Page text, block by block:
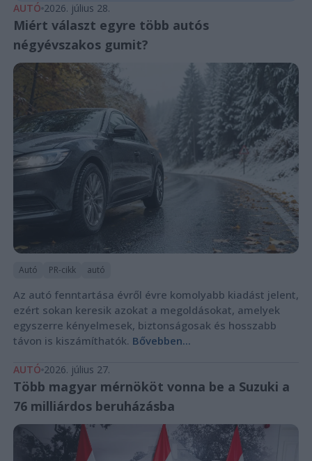
AUTÓ 2026. július 28.
Miért választ egyre több autós
négyévszakos gumit?
Autó PR-cikk autó
Az autó fenntartása évről évre komolyabb kiadást jelent,
ezért sokan keresik azokat a megoldásokat, amelyek
egyszerre kényelmesek, biztonságosak és hosszabb
távon is kiszámíthatók. Bővebben...
AUTÓ 2026. július 27.
Több magyar mérnököt vonna be a Suzuki a
76 milliárdos beruházásba